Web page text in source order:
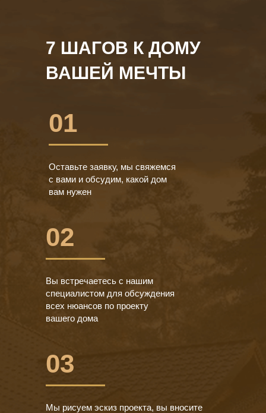
7 ШАГОВ К ДОМУ
ВАШЕЙ МЕЧТЫ
Оставьте заявку, мы свяжемся
с вами и обсудим, какой дом
вам нужен
Вы встречаетесь с нашим
специалистом для обсуждения
всех нюансов по проекту
вашего дома
Мы рисуем эскиз проекта, вы вносите
01
02
03